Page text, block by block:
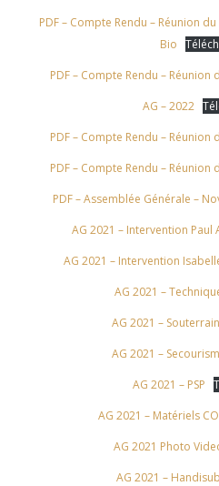
PDF – Compte Rendu – Réunion
Bio
PDF – Compte Rendu – Réunion
AG – 2022
PDF – Compte Rendu – Réunion
PDF – Compte Rendu – Réunion
PDF – Assemblée Générale –
AG 2021 – Intervention Paul
AG 2021 – Intervention
AG 2021 –
AG 2021 –
AG 2021 –
AG 2021 – PSP
AG 2021 – Matériels
AG 2021 Photo
AG 2021 – Handisub